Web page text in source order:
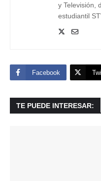
y Televisión,
estudiantil
Facebook
TE PUEDE INTERESAR: